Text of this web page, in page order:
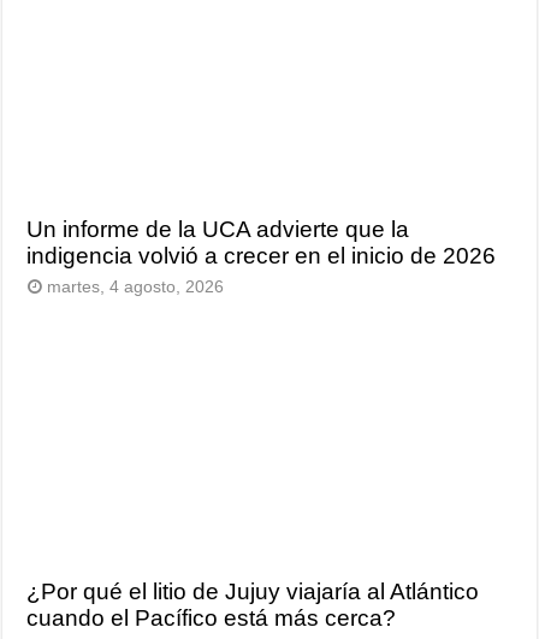
Un informe de la UCA advierte que la
indigencia volvió a crecer en el inicio de 2026
martes, 4 agosto, 2026
¿Por qué el litio de Jujuy viajaría al Atlántico
cuando el Pacífico está más cerca?